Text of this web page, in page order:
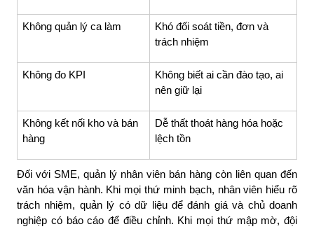
Không quản lý ca làm
Khó đối soát tiền, đơn và
trách nhiệm
Không đo KPI
Không biết ai cần đào tạo, ai
nên giữ lại
Không kết nối kho và bán
hàng
Dễ thất thoát hàng hóa hoặc
lệch tồn
Đối với SME, quản lý nhân viên bán hàng còn liên quan đến
văn hóa vận hành. Khi mọi thứ minh bạch, nhân viên hiểu rõ
trách nhiệm, quản lý có dữ liệu để đánh giá và chủ doanh
nghiệp có báo cáo để điều chỉnh. Khi mọi thứ mập mờ, đội